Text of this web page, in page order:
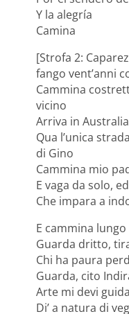
Y la alegría
Camina
[Strofa 2:
fango vent’anni
Cammina
vicino
Arriva in
Qua l’unica
di Gino
Cammina mio
E vaga da solo,
Che impara a
E cammina
Guarda dritto,
Chi ha paura
Guarda, cito
Arte mi devi
Di’ a natura di